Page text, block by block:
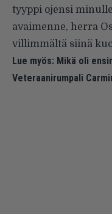
tyyppi ojensi minulle
avaimenne, herra
villimmältä siinä
Lue myös: Mikä oli
Veteraanirumpali